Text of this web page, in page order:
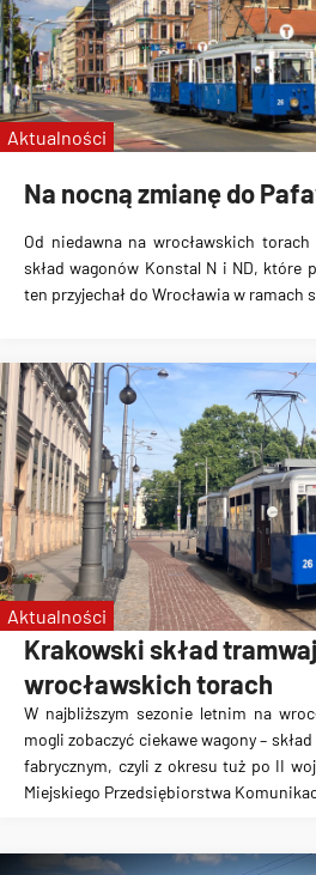
zabytkowe tramwaje
KSTM
linie specjalne
Wrocławskie Linie Turystyczne
MPK Kraków
Na nocną zmianę do
Od niedawna na wrocławskich
skład wagonów Konstal N i ND, które
ten przyjechał do Wrocławia w ramach
Aktualności
Krakowski skład
wrocławskich torach
W najbliższym sezonie letnim na
mogli zobaczyć ciekawe wagony –
fabrycznym, czyli z okresu tuż po II
Miejskiego Przedsiębiorstwa
Aktualności